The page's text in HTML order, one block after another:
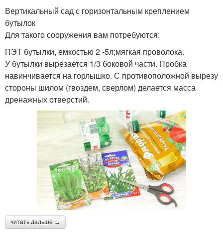
Вертикальный сад с горизонтальным креплением
бутылок
Для такого сооружения вам потребуются:
ПЭТ бутылки, емкостью 2 -5л;мягкая проволока.
У бутылки вырезается 1/3 боковой части. Пробка
навинчивается на горлышко. С противоположной вырезу
стороны шилом (гвоздем, сверлом) делается масса
дренажных отверстий.
читать дальше →